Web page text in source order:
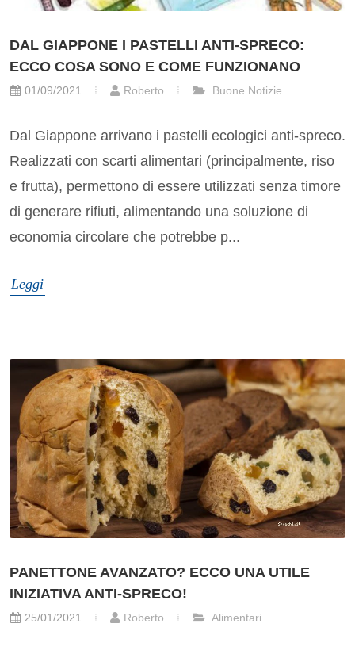
DAL GIAPPONE I PASTELLI ANTI-SPRECO:
ECCO COSA SONO E COME FUNZIONANO
01/09/2021 Roberto Buone Notizie
Dal Giappone arrivano i pastelli ecologici anti-spreco.
Realizzati con scarti alimentari (principalmente, riso
e frutta), permettono di essere utilizzati senza timore
di generare rifiuti, alimentando una soluzione di
economia circolare che potrebbe p...
Leggi
PANETTONE AVANZATO? ECCO UNA UTILE
INIZIATIVA ANTI-SPRECO!
25/01/2021 Roberto Alimentari